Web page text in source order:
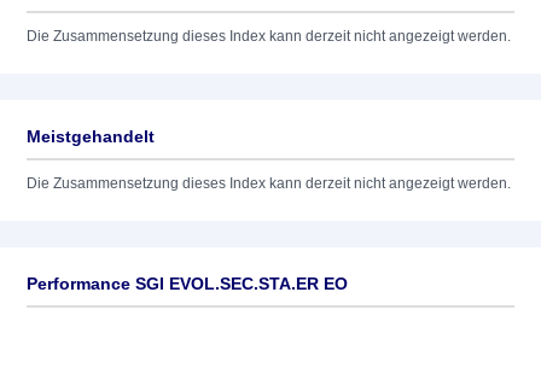
Die Zusammensetzung dieses Index kann derzeit nicht angezeigt werden.
Meistgehandelt
Die Zusammensetzung dieses Index kann derzeit nicht angezeigt werden.
Performance SGI EVOL.SEC.STA.ER EO